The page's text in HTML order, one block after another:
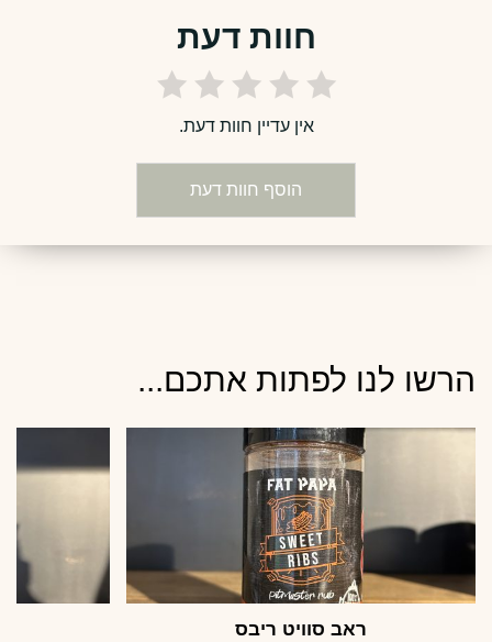
חוות דעת
אין עדיין חוות דעת.
הוסף חוות דעת
הרשו לנו לפתות אתכם...
ראב סוויט ריבס